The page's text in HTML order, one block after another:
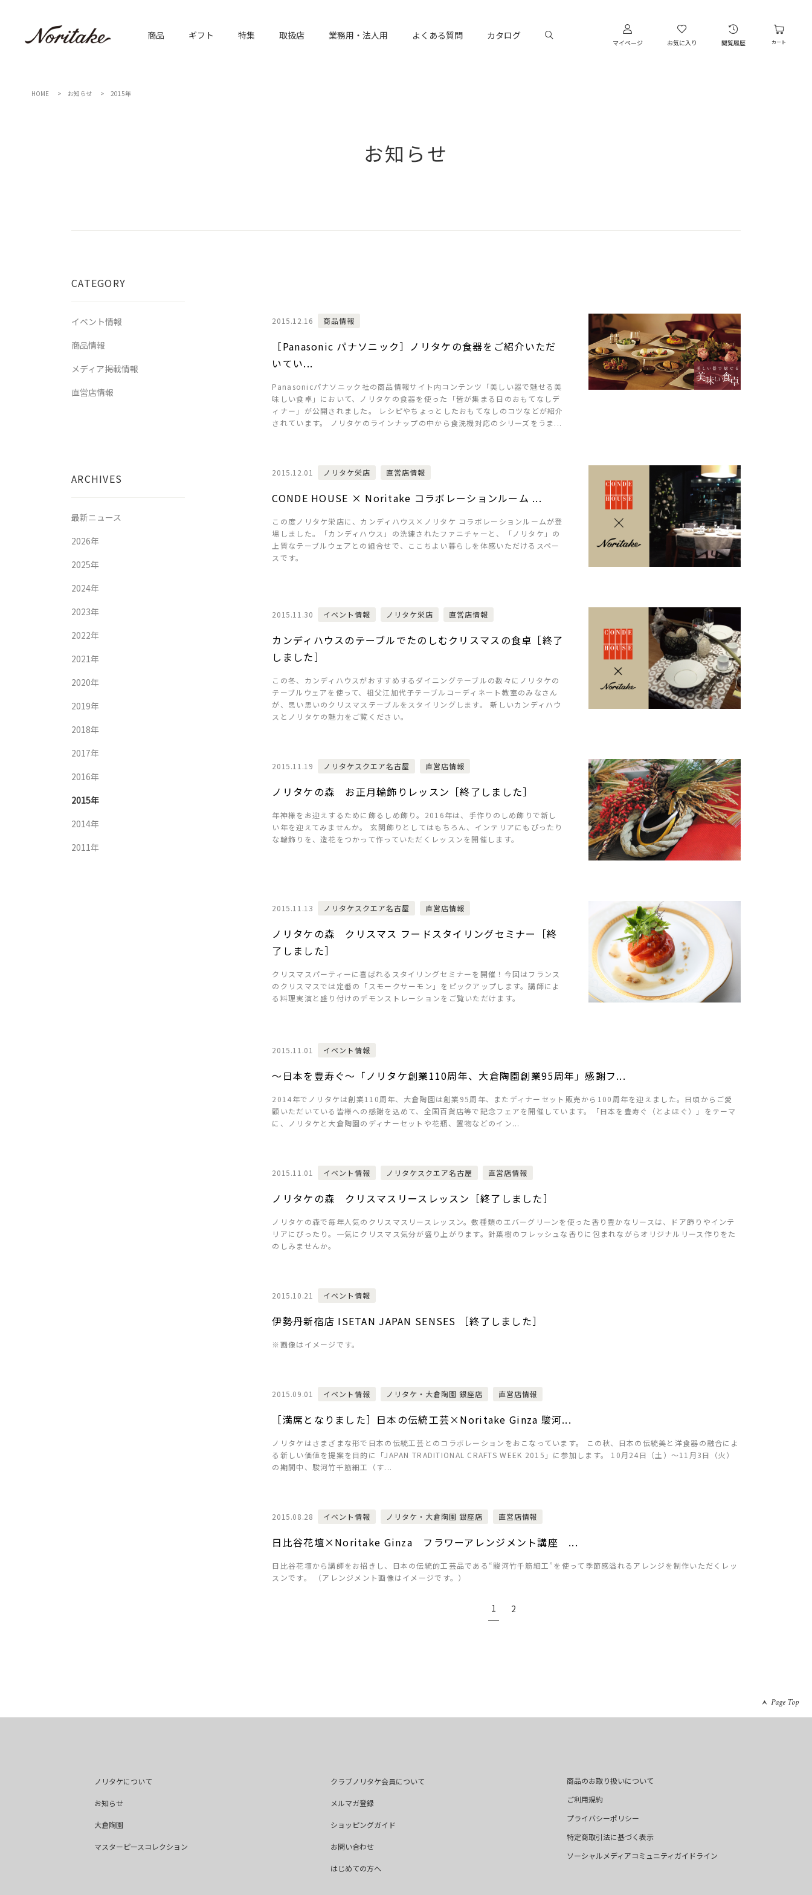
商品 ギフト 特集 取扱店 業務用・法人用 よくある質問 カタログ
マイページ お気に入り 閲覧履歴 カート
HOME お知らせ 2015年
お知らせ
CATEGORY
イベント情報
商品情報
メディア掲載情報
直営店情報
ARCHIVES
最新ニュース
2026年
2025年
2024年
2023年
2022年
2021年
2020年
2019年
2018年
2017年
2016年
2015年
2014年
2011年
2015.12.16 商品情報
［Panasonic パナソニック］ノリタケの食器をご紹介いただ
いてい...
Panasonicパナソニック社の商品情報サイト内コンテンツ「美しい器で魅せる美
味しい食卓」において、ノリタケの食器を使った「皆が集まる日のおもてなしデ
ィナー」が公開されました。 レシピやちょっとしたおもてなしのコツなどが紹介
されています。 ノリタケのラインナップの中から食洗機対応のシリーズをうま...
2015.12.01 ノリタケ栄店 直営店情報
CONDE HOUSE × Noritake コラボレーションルーム ...
この度ノリタケ栄店に、カンディハウス×ノリタケ コラボレーションルームが登
場しました。「カンディハウス」の洗練されたファニチャーと、「ノリタケ」の
上質なテーブルウェアとの組合せで、ここちよい暮らしを体感いただけるスペー
スです。
2015.11.30 イベント情報 ノリタケ栄店 直営店情報
カンディハウスのテーブルでたのしむクリスマスの食卓［終了
しました］
この冬、カンディハウスがおすすめするダイニングテーブルの数々にノリタケの
テーブルウェアを使って、祖父江加代子テーブルコーディネート教室のみなさん
が、思い思いのクリスマステーブルをスタイリングします。 新しいカンディハウ
スとノリタケの魅力をご覧ください。
2015.11.19 ノリタケスクエア名古屋 直営店情報
ノリタケの森 お正月輪飾りレッスン［終了しました］
年神様をお迎えするために飾るしめ飾り。2016年は、手作りのしめ飾りで新し
い年を迎えてみませんか。 玄関飾りとしてはもちろん、インテリアにもぴったり
な輪飾りを、造花をつかって作っていただくレッスンを開催します。
2015.11.13 ノリタケスクエア名古屋 直営店情報
ノリタケの森 クリスマス フードスタイリングセミナー［終
了しました］
クリスマスパーティーに喜ばれるスタイリングセミナーを開催！今回はフランス
のクリスマスでは定番の「スモークサーモン」をピックアップします。講師によ
る料理実演と盛り付けのデモンストレーションをご覧いただけます。
2015.11.01 イベント情報
～日本を豊寿ぐ～「ノリタケ創業110周年、大倉陶園創業95周年」感謝フ...
2014年でノリタケは創業110周年、大倉陶園は創業95周年、またディナーセット販売から100周年を迎えました。日頃からご愛
顧いただいている皆様への感謝を込めて、全国百貨店等で記念フェアを開催しています。「日本を豊寿ぐ（とよほぐ）」をテーマ
に、ノリタケと大倉陶園のディナーセットや花瓶、置物などのイン...
2015.11.01 イベント情報 ノリタケスクエア名古屋 直営店情報
ノリタケの森 クリスマスリースレッスン［終了しました］
ノリタケの森で毎年人気のクリスマスリースレッスン。数種類のエバーグリーンを使った香り豊かなリースは、ドア飾りやインテ
リアにぴったり。一気にクリスマス気分が盛り上がります。針葉樹のフレッシュな香りに包まれながらオリジナルリース作りをた
のしみませんか。
2015.10.21 イベント情報
伊勢丹新宿店 ISETAN JAPAN SENSES ［終了しました］
※画像はイメージです。
2015.09.01 イベント情報 ノリタケ・大倉陶園 銀座店 直営店情報
［満席となりました］日本の伝統工芸×Noritake Ginza 駿河...
ノリタケはさまざまな形で日本の伝統工芸とのコラボレーションをおこなっています。 この秋、日本の伝統美と洋食器の融合によ
る新しい価値を提案を目的に「JAPAN TRADITIONAL CRAFTS WEEK 2015」に参加します。 10月24日（土）～11月3日（火）
の期間中、駿河竹千筋細工（す...
2015.08.28 イベント情報 ノリタケ・大倉陶園 銀座店 直営店情報
日比谷花壇×Noritake Ginza フラワーアレンジメント講座 ...
日比谷花壇から講師をお招きし、日本の伝統的工芸品である“駿河竹千筋細工”を使って季節感溢れるアレンジを制作いただくレッ
スンです。 （アレンジメント画像はイメージです。）
1 2
Page Top
ノリタケについて
お知らせ
大倉陶園
マスターピースコレクション
クラブノリタケ会員について
メルマガ登録
ショッピングガイド
お問い合わせ
はじめての方へ
商品のお取り扱いについて
ご利用規約
プライバシーポリシー
特定商取引法に基づく表示
ソーシャルメディアコミュニティガイドライン